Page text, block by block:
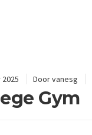
Doorvanesg
Gym